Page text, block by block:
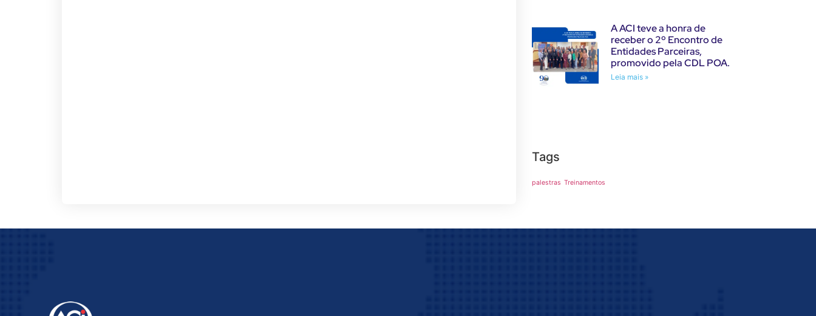
A ACI teve a honra de
receber o 2º Encontro de
Entidades Parceiras,
promovido pela CDL POA.
Leia mais »
Tags
palestras Treinamentos